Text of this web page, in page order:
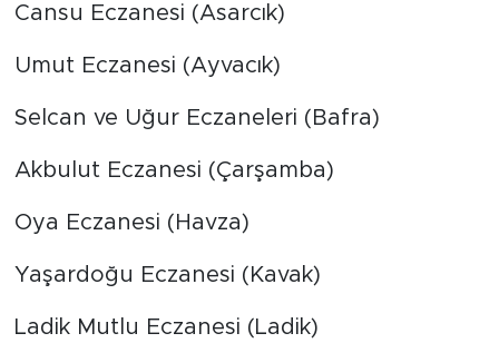
Cansu Eczanesi (Asarcık)
Umut Eczanesi (Ayvacık)
Selcan ve Uğur Eczaneleri (Bafra)
Akbulut Eczanesi (Çarşamba)
Oya Eczanesi (Havza)
Yaşardoğu Eczanesi (Kavak)
Ladik Mutlu Eczanesi (Ladik)